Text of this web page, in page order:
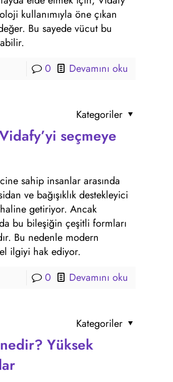
kullanımıyla öne çıkan
Bu sayede vücut bu
0 Devamını oku
Kategoriler
seçmeye
sahip insanlar arasında
ve bağışıklık destekleyici
getiriyor. Ancak
bu bileşiğin çeşitli formları
Bu nedenle modern
ilgiyi hak ediyor.
0 Devamını oku
Kategoriler
Yüksek